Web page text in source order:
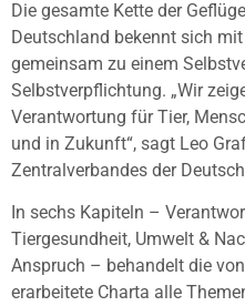
Die gesamte Kette der
Deutschland bekennt sich
gemeinsam zu einem
Selbstverpflichtung. „Wir
Verantwortung für Tier,
und in Zukunft“, sagt Leo
Zentralverbandes der
In sechs Kapiteln –
Tiergesundheit, Umwelt &
Anspruch – behandelt die
erarbeitete Charta alle